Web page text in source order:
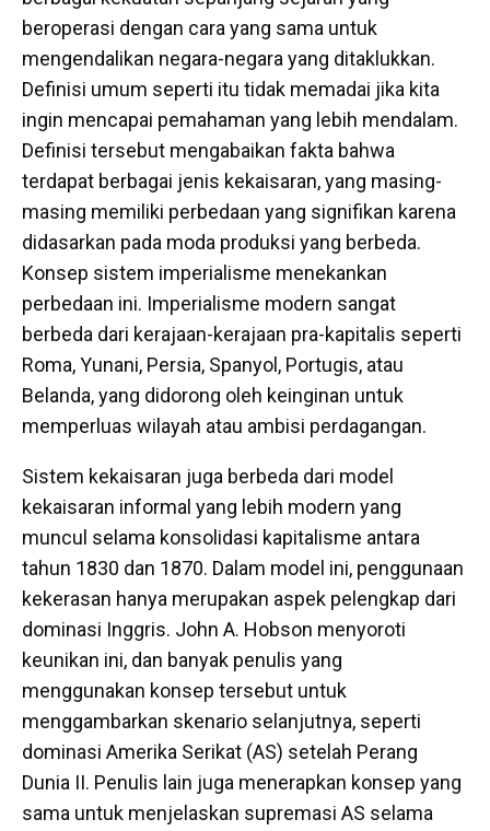
beroperasi dengan cara yang sama untuk
mengendalikan negara-negara yang ditaklukkan.
Definisi umum seperti itu tidak memadai jika kita
ingin mencapai pemahaman yang lebih mendalam.
Definisi tersebut mengabaikan fakta bahwa
terdapat berbagai jenis kekaisaran, yang masing-
masing memiliki perbedaan yang signifikan karena
didasarkan pada moda produksi yang berbeda.
Konsep sistem imperialisme menekankan
perbedaan ini. Imperialisme modern sangat
berbeda dari kerajaan-kerajaan pra-kapitalis seperti
Roma, Yunani, Persia, Spanyol, Portugis, atau
Belanda, yang didorong oleh keinginan untuk
memperluas wilayah atau ambisi perdagangan.
Sistem kekaisaran juga berbeda dari model
kekaisaran informal yang lebih modern yang
muncul selama konsolidasi kapitalisme antara
tahun 1830 dan 1870. Dalam model ini, penggunaan
kekerasan hanya merupakan aspek pelengkap dari
dominasi Inggris. John A. Hobson menyoroti
keunikan ini, dan banyak penulis yang
menggunakan konsep tersebut untuk
menggambarkan skenario selanjutnya, seperti
dominasi Amerika Serikat (AS) setelah Perang
Dunia II. Penulis lain juga menerapkan konsep yang
sama untuk menjelaskan supremasi AS selama